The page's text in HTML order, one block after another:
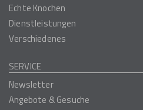
Echte Knochen
Dienstleistungen
Verschiedenes
SERVICE
Newsletter
Angebote & Gesuche